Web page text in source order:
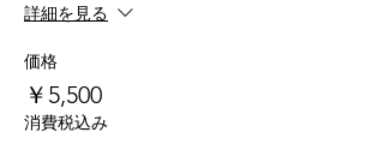
詳細を見る
価格
￥5,500
消費税込み